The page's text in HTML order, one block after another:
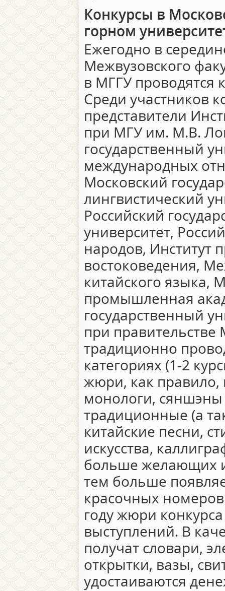
Конкурсы в
горном
Ежегодно в
Межвузовского
в МГГУ проводятся
Среди участников
представители
при МГУ им. М.В.
государственный
международных
Московский
лингвистический
Российский
университет,
народов, Институт
востоковедения,
китайского языка,
промышленная
государственный
при
традиционно
категориях (1-2
жюри, как правило,
монологи, сяншэны
традиционные (а
китайские песни,
искусства,
больше желающих
тем больше
красочных
году жюри
выступлений. В
получат словари,
открытки, вазы,
удостаиваются